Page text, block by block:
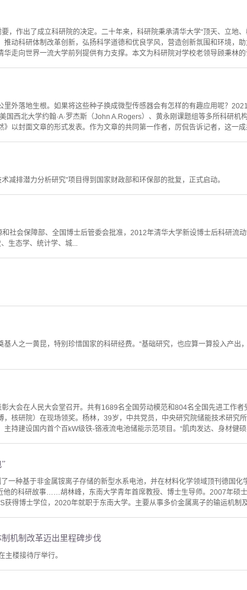
，作出了成立科研院的决定。二十年来，科研院秉承清华大学“顶天、立地
动科研体制改革创新，弘扬科学道德和优良学风，营造创新氛围和环境，
走向世界一流大学前列提供有力支撑。本文为科研院对学校老领导顾秉林
外落地生根。如果将这些种子换成微型传感器会有怎样的有趣应用呢？
西北大学约翰·A·罗杰斯（John A.Rogers）、黄永刚课题组等多所科研机
以封面文章的形式发表。作为文章的共同第一作者，厉侃告诉记者，这一成
减排潜力分析研究”项目得到国家财政部和环保部的批复，正式启动。
社会保障部、全国博士后管委会批准，2012年清华大学新设博士后科研流
生态学、统计学、城...
人之一黄昆，特别珍惜国家的科研经费。“基础研究，也应算一算投入产出
大会在人民大会堂召开。共有1689名全国劳动模范和804名全国先进工作者
核研院）在现场领奖。杨林，39岁，中共党员，中央研究院储能技术研究
持建设国内首个百kW级铁-铬液流电池储能示范项目。“肌肉发达、身材健
一种基于非金属铵离子存储的新型水系电池，并在材料化学领域顶刊德国化
他的科研故事……胡林峰，东南大学青年首席教授、博士生导师。2007年硕
得博士学位，2020年就职于东南大学。主要从事多价金属离子的输运机制
机制改革迈出里程碑步伐
楼接待厅举行。